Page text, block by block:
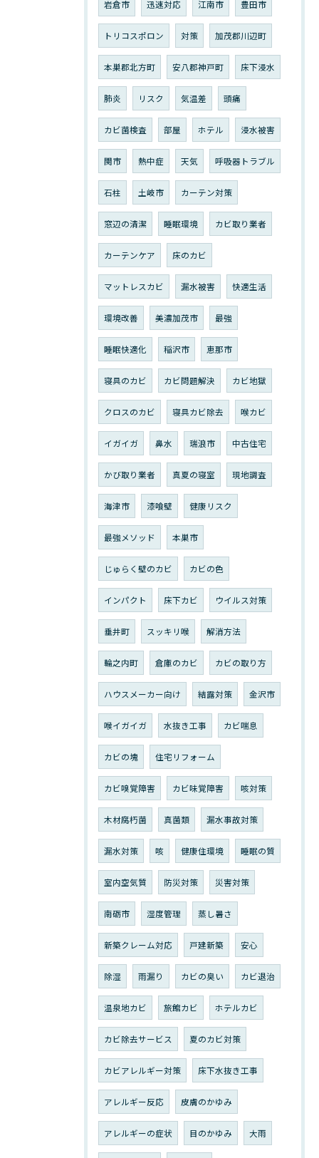
岩倉市 迅速対応 江南市 豊田市
トリコスポロン 対策 加茂郡川辺町
本巣郡北方町 安八郡神戸町 床下浸水
肺炎 リスク 気温差 頭痛
カビ菌検査 部屋 ホテル 浸水被害
関市 熱中症 天気 呼吸器トラブル
石柱 土岐市 カーテン対策
窓辺の清潔 睡眠環境 カビ取り業者
カーテンケア 床のカビ
マットレスカビ 漏水被害 快適生活
環境改善 美濃加茂市 最強
睡眠快適化 稲沢市 恵那市
寝具のカビ カビ問題解決 カビ地獄
クロスのカビ 寝具カビ除去 喉カビ
イガイガ 鼻水 瑞浪市 中古住宅
かび取り業者 真夏の寝室 現地調査
海津市 漆喰壁 健康リスク
最強メソッド 本巣市
じゅらく壁のカビ カビの色
インパクト 床下カビ ウイルス対策
垂井町 スッキリ喉 解消方法
輪之内町 倉庫のカビ カビの取り方
ハウスメーカー向け 結露対策 金沢市
喉イガイガ 水抜き工事 カビ喘息
カビの塊 住宅リフォーム
カビ嗅覚障害 カビ味覚障害 咳対策
木材腐朽菌 真菌類 漏水事故対策
漏水対策 咳 健康住環境 睡眠の質
室内空気質 防災対策 災害対策
南砺市 湿度管理 蒸し暑さ
新築クレーム対応 戸建新築 安心
除湿 雨漏り カビの臭い カビ退治
温泉地カビ 旅館カビ ホテルカビ
カビ除去サービス 夏のカビ対策
カビアレルギー対策 床下水抜き工事
アレルギー反応 皮膚のかゆみ
アレルギーの症状 目のかゆみ 大雨